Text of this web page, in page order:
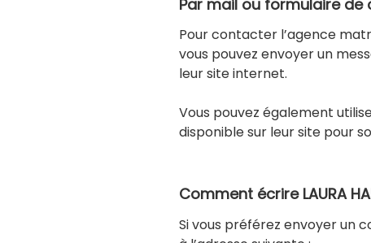
Par mail ou formulaire de
Pour contacter l’agence
vous pouvez envoyer un
leur site internet.
Vous pouvez également
disponible sur leur site pour
Comment écrire LAURA
Si vous préférez envoyer un